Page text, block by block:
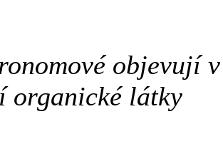
objevují
organické látky